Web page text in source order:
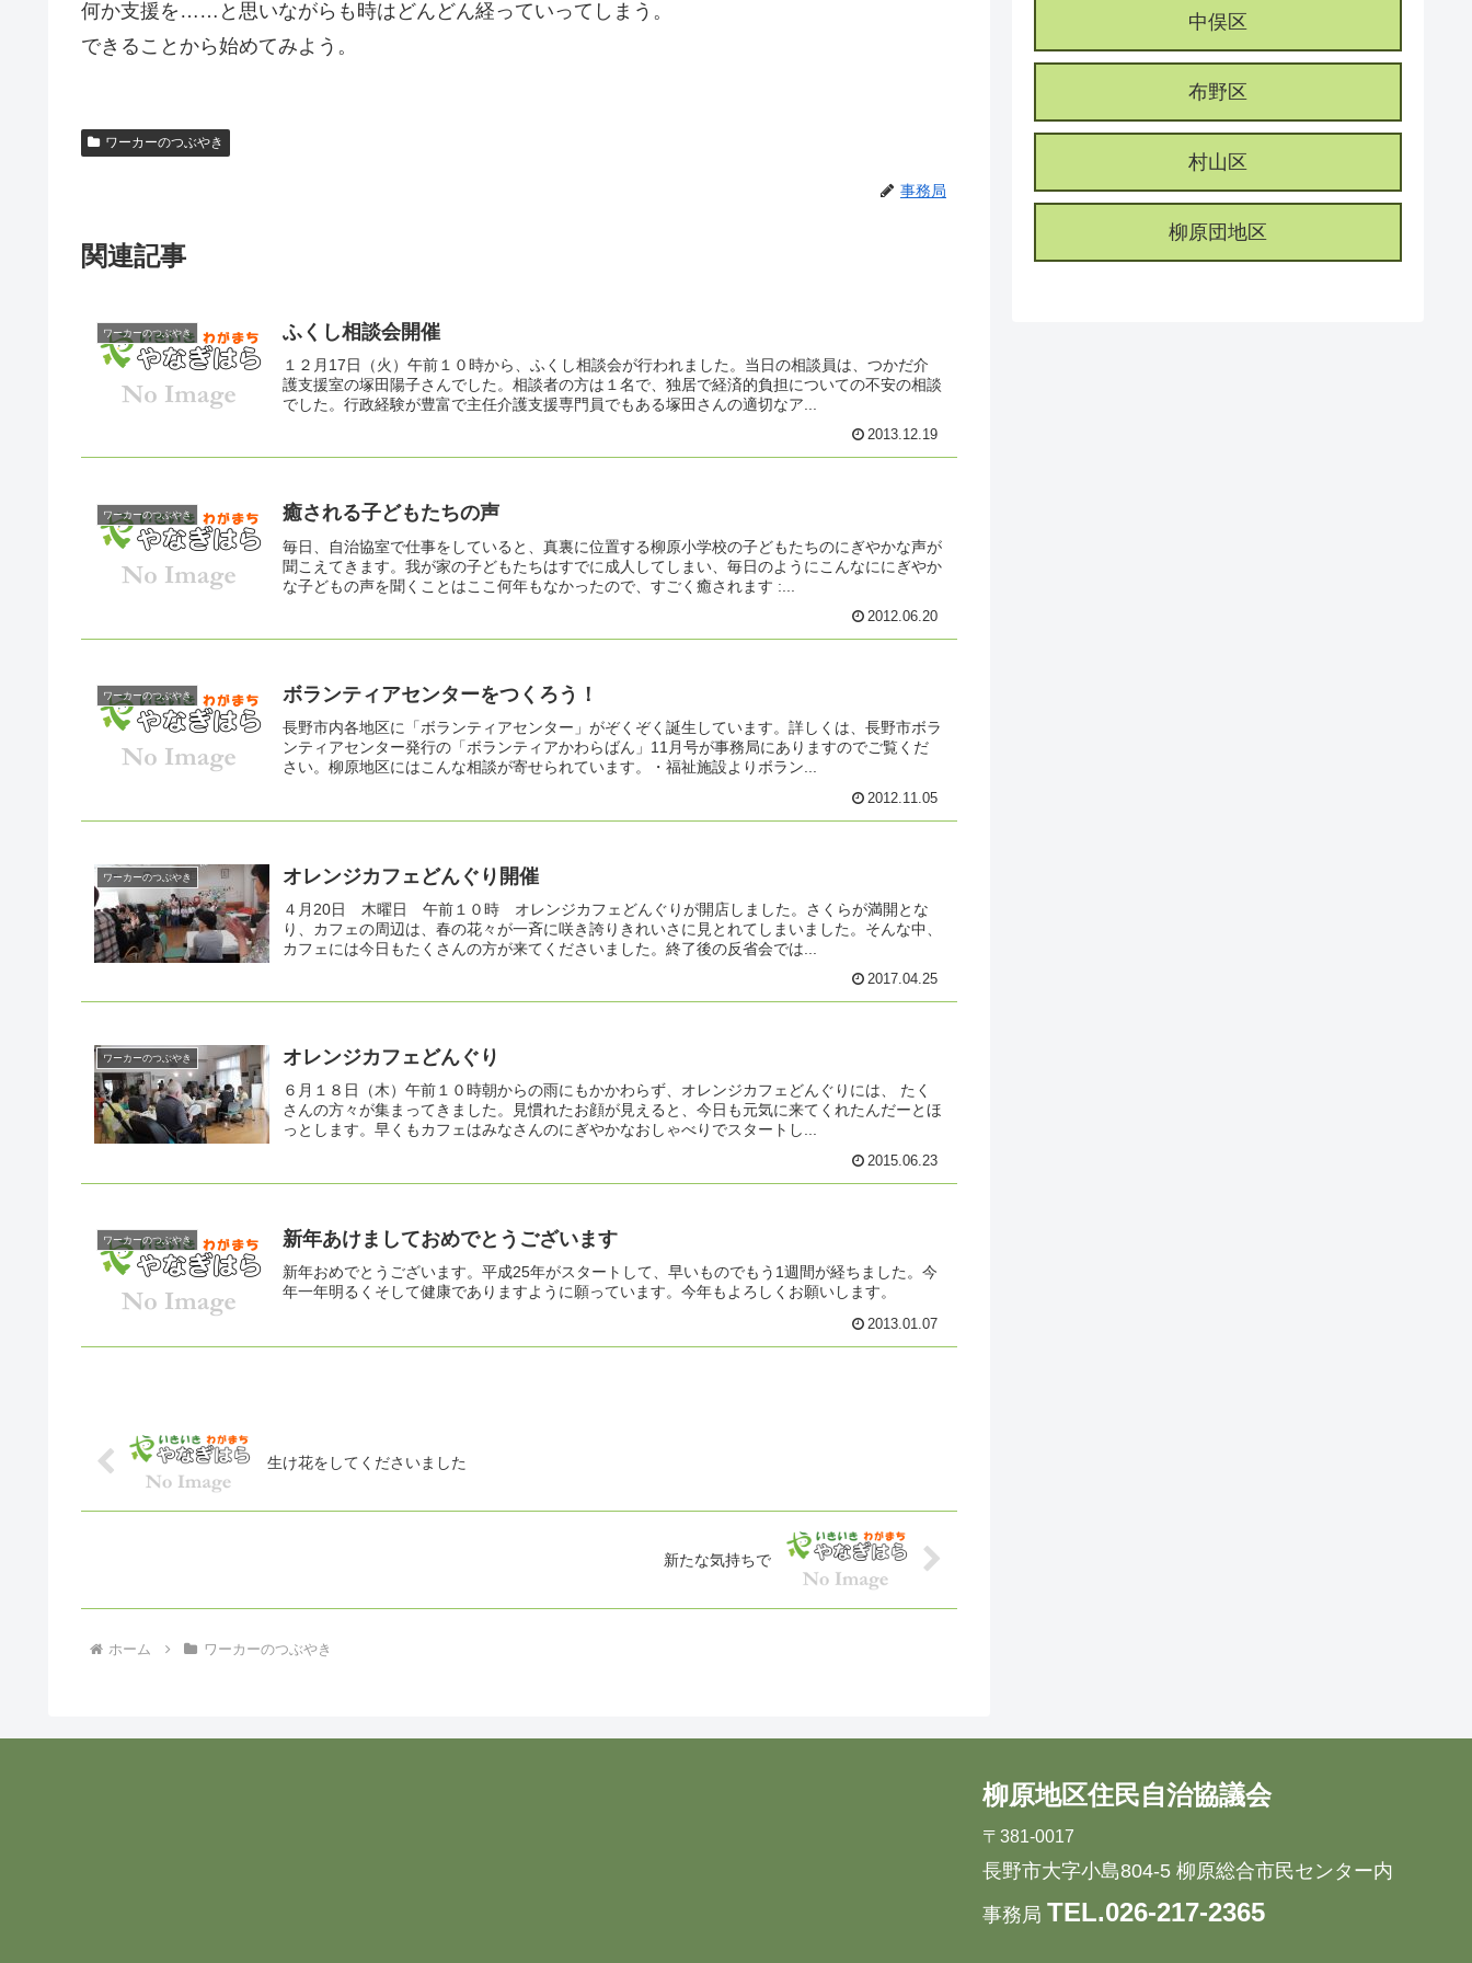
何か支援を……と思いながらも時はどんどん経っていってしまう。
できることから始めてみよう。
ワーカーのつぶやき
事務局
関連記事
ワーカーのつぶやき ふくし相談会開催
１２月17日（火）午前１０時から、ふくし相談会が行われました。当日の相談員は、つかだ介
護支援室の塚田陽子さんでした。相談者の方は１名で、独居で経済的負担についての不安の相談
でした。行政経験が豊富で主任介護支援専門員でもある塚田さんの適切なア...
2013.12.19
ワーカーのつぶやき 癒される子どもたちの声
毎日、自治協室で仕事をしていると、真裏に位置する柳原小学校の子どもたちのにぎやかな声が
聞こえてきます。我が家の子どもたちはすでに成人してしまい、毎日のようにこんなににぎやか
な子どもの声を聞くことはここ何年もなかったので、すごく癒されます :...
2012.06.20
ワーカーのつぶやき ボランティアセンターをつくろう！
長野市内各地区に「ボランティアセンター」がぞくぞく誕生しています。詳しくは、長野市ボラ
ンティアセンター発行の「ボランティアかわらばん」11月号が事務局にありますのでご覧くだ
さい。柳原地区にはこんな相談が寄せられています。・福祉施設よりボラン...
2012.11.05
ワーカーのつぶやき オレンジカフェどんぐり開催
４月20日 木曜日 午前１０時 オレンジカフェどんぐりが開店しました。さくらが満開とな
り、カフェの周辺は、春の花々が一斉に咲き誇りきれいさに見とれてしまいました。そんな中、
カフェには今日もたくさんの方が来てくださいました。終了後の反省会では...
2017.04.25
ワーカーのつぶやき オレンジカフェどんぐり
６月１８日（木）午前１０時朝からの雨にもかかわらず、オレンジカフェどんぐりには、 たく
さんの方々が集まってきました。見慣れたお顔が見えると、今日も元気に来てくれたんだーとほ
っとします。早くもカフェはみなさんのにぎやかなおしゃべりでスタートし...
2015.06.23
ワーカーのつぶやき 新年あけましておめでとうございます
新年おめでとうございます。平成25年がスタートして、早いものでもう1週間が経ちました。今
年一年明るくそして健康でありますように願っています。今年もよろしくお願いします。
2013.01.07
生け花をしてくださいました
新たな気持ちで
ホーム ワーカーのつぶやき
中俣区
布野区
村山区
柳原団地区
柳原地区住民自治協議会
〒381-0017
長野市大字小島804-5 柳原総合市民センター内
事務局 TEL.026-217-2365